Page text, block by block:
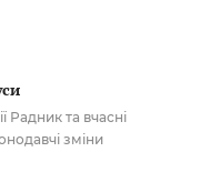
Радник та вчасні
зміни